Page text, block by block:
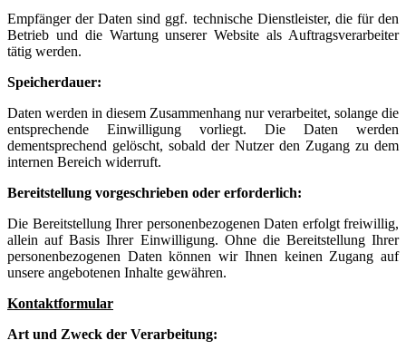
Empfänger der Daten sind ggf. technische Dienstleister, die für den
Betrieb und die Wartung unserer Website als Auftragsverarbeiter
tätig werden.
Speicherdauer:
Daten werden in diesem Zusammenhang nur verarbeitet, solange die
entsprechende Einwilligung vorliegt. Die Daten werden
dementsprechend gelöscht, sobald der Nutzer den Zugang zu dem
internen Bereich widerruft.
Bereitstellung vorgeschrieben oder erforderlich:
Die Bereitstellung Ihrer personenbezogenen Daten erfolgt freiwillig,
allein auf Basis Ihrer Einwilligung. Ohne die Bereitstellung Ihrer
personenbezogenen Daten können wir Ihnen keinen Zugang auf
unsere angebotenen Inhalte gewähren.
Kontaktformular
Art und Zweck der Verarbeitung: